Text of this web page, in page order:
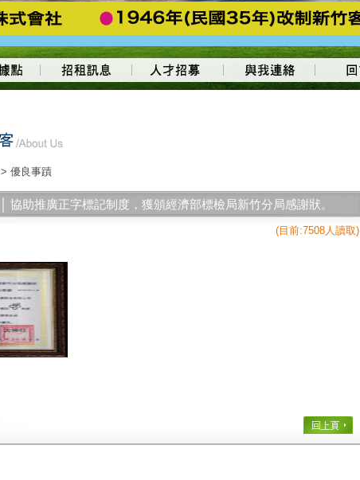
> 優良事蹟
│ 協助推廣正字標記制度，獲頒經濟部標檢局新竹分局感謝狀。
(目前:7508人讀取)